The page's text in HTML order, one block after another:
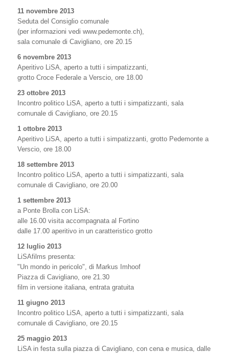
11 novembre 2013
Seduta del Consiglio comunale
(per informazioni vedi www.pedemonte.ch),
sala comunale di Cavigliano, ore 20.15
6 novembre 2013
Aperitivo LiSA, aperto a tutti i simpatizzanti,
grotto Croce Federale a Verscio, ore 18.00
23 ottobre 2013
Incontro politico LiSA, aperto a tutti i simpatizzanti, sala
comunale di Cavigliano, ore 20.15
1 ottobre 2013
Aperitivo LiSA, aperto a tutti i simpatizzanti, grotto Pedemonte a
Verscio, ore 18.00
18 settembre 2013
Incontro politico LiSA, aperto a tutti i simpatizzanti, sala
comunale di Cavigliano, ore 20.00
1 settembre 2013
a Ponte Brolla con LiSA:
alle 16.00 visita accompagnata al Fortino
dalle 17.00 aperitivo in un caratteristico grotto
12 luglio 2013
LiSAfilms presenta:
"Un mondo in pericolo", di Markus Imhoof
Piazza di Cavigliano, ore 21.30
film in versione italiana, entrata gratuita
11 giugno 2013
Incontro politico LiSA, aperto a tutti i simpatizzanti, sala
comunale di Cavigliano, ore 20.15
25 maggio 2013
LiSA in festa sulla piazza di Cavigliano, con cena e musica, dalle